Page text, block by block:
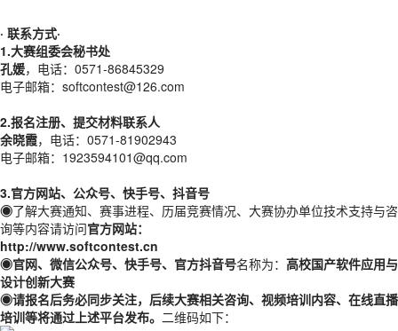
· 联系方式·
1.大赛组委会秘书处
孔媛，电话：0571-86845329
电子邮箱：softcontest@126.com
2.报名注册、提交材料联系人
余晓霞，电话：0571-81902943
电子邮箱：1923594101@qq.com
3.官方网站、公众号、快手号、抖音号
◉了解大赛通知、赛事进程、历届竞赛情况、大赛协办单位技术支持与咨
询等内容请访问官方网站：
http://www.softcontest.cn
◉官网、微信公众号、快手号、官方抖音号名称为： 高校国产软件应用与
设计创新大赛
◉请报名后务必同步关注，后续大赛相关咨询、视频培训内容、在线直播
培训等将通过上述平台发布。 二维码如下：